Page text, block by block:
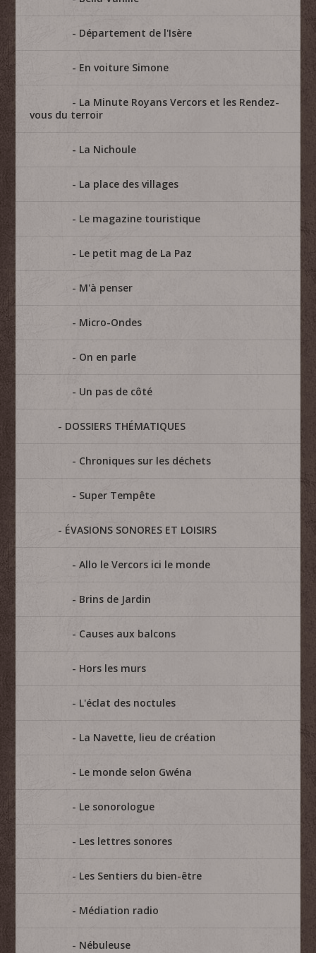
Département de l'Isère
En voiture Simone
La Minute Royans Vercors et les Rendez-
vous du terroir
La Nichoule
La place des villages
Le magazine touristique
Le petit mag de La Paz
M'à penser
Micro-Ondes
On en parle
Un pas de côté
DOSSIERS THÉMATIQUES
Chroniques sur les déchets
Super Tempête
ÉVASIONS SONORES ET LOISIRS
Allo le Vercors ici le monde
Brins de Jardin
Causes aux balcons
Hors les murs
L'éclat des noctules
La Navette, lieu de création
Le monde selon Gwéna
Le sonorologue
Les lettres sonores
Les Sentiers du bien-être
Médiation radio
Nébuleuse